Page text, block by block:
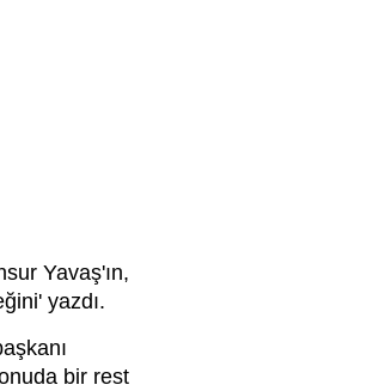
Yavaş'ın,
yazdı.
bir rest